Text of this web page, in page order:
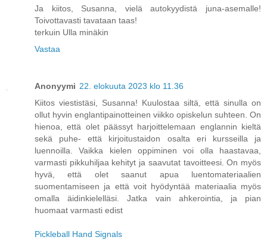
Ja kiitos, Susanna, vielä autokyydistä juna-asemalle!
Toivottavasti tavataan taas!
terkuin Ulla minäkin
Vastaa
Anonyymi 22. elokuuta 2023 klo 11.36
Kiitos viestistäsi, Susanna! Kuulostaa siltä, että sinulla on
ollut hyvin englantipainotteinen viikko opiskelun suhteen. On
hienoa, että olet päässyt harjoittelemaan englannin kieltä
sekä puhe- että kirjoitustaidon osalta eri kursseilla ja
luennoilla. Vaikka kielen oppiminen voi olla haastavaa,
varmasti pikkuhiljaa kehityt ja saavutat tavoitteesi. On myös
hyvä, että olet saanut apua luentomateriaalien
suomentamiseen ja että voit hyödyntää materiaalia myös
omalla äidinkielelläsi. Jatka vain ahkerointia, ja pian
huomaat varmasti edist
Pickleball Hand Signals